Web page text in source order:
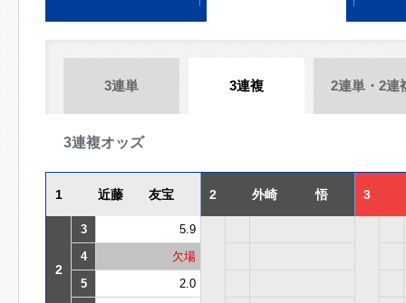
3連単 3連複 2連単・2連
3連複オッズ
1 近藤 友宝 2 外崎 悟 3
2
3
5.9
4
欠場
5
2.0